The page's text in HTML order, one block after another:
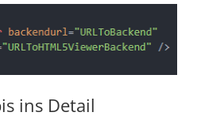
ins Detail